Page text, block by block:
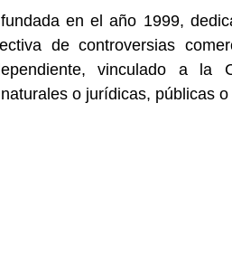
en el año 1999,
de controversias
vinculado a la
o jurídicas, públicas